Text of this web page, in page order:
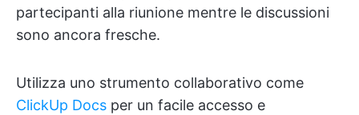
partecipanti alla riunione mentre le discussioni
sono ancora fresche.
Utilizza uno strumento collaborativo come
ClickUp Docs per un facile accesso e